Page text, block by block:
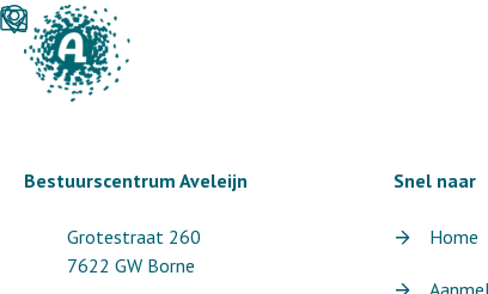
Bestuurscentrum Aveleijn
Grotestraat 260
7622 GW Borne
Snel naar
Home